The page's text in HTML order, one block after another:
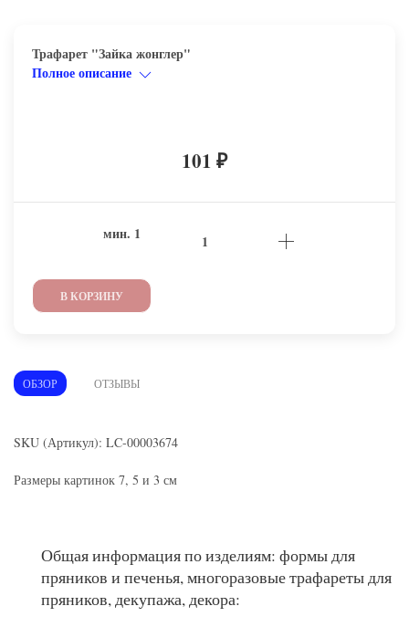
Трафарет "Зайка жонглер"
Полное описание
101 ₽
мин. 1
В КОРЗИНУ
ОБЗОР ОТЗЫВЫ
SKU (Артикул): LC-00003674
Размеры картинок 7, 5 и 3 см
Общая информация по изделиям: формы для
пряников и печенья, многоразовые трафареты для
пряников, декупажа, декора: